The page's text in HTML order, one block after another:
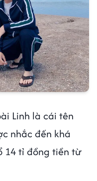
Linh là cái tên
nhắc đến khá
14 tỉ đồng tiền từ